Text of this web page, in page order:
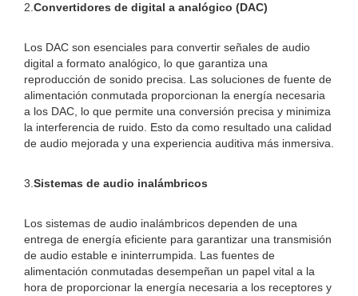
2. Convertidores de digital a analógico (DAC)
Los DAC son esenciales para convertir señales de audio
digital a formato analógico, lo que garantiza una
reproducción de sonido precisa. Las soluciones de fuente de
alimentación conmutada proporcionan la energía necesaria
a los DAC, lo que permite una conversión precisa y minimiza
la interferencia de ruido. Esto da como resultado una calidad
de audio mejorada y una experiencia auditiva más inmersiva.
3. Sistemas de audio inalámbricos
Los sistemas de audio inalámbricos dependen de una
entrega de energía eficiente para garantizar una transmisión
de audio estable e ininterrumpida. Las fuentes de
alimentación conmutadas desempeñan un papel vital a la
hora de proporcionar la energía necesaria a los receptores y